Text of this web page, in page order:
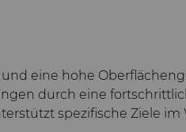
eine hohe
durch eine
spezifische Ziele im